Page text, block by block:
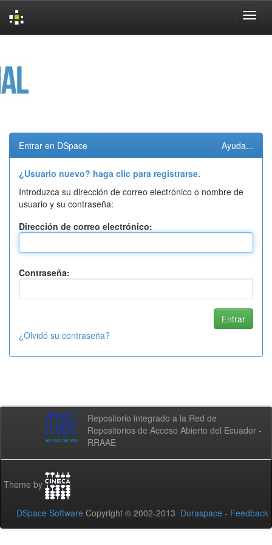
Entrar en DSpace Ayuda...
¿Usuario nuevo? haga clic para registrarse.
Introduzca su dirección de correo electrónico o nombre de
usuario y su contraseña:
Dirección de correo electrónico:
Contraseña:
¿Olvidó su contraseña?
Repositorio integrado a la Red de
Repositorios de Acceso Abierto del Ecuador -
RRAAE
Theme by
DSpace Software Copyright © 2002-2013 Duraspace - Feedback